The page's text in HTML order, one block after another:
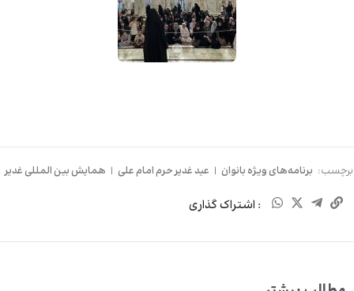
برچسب: برنامه‌های ویژه بانوان | عید غدیر حرم امام علی | همایش بین المللی غدیر
: اشتراک گذاری